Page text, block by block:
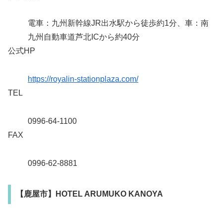
電車：九州新幹線JR出水駅から徒歩約1分、車：南
九州自動車道芦北ICから約40分
公式HP
https://royalin-stationplaza.com/
TEL
0996-64-1100
FAX
0996-62-8881
【鹿屋市】HOTEL ARUMUKO KANOYA